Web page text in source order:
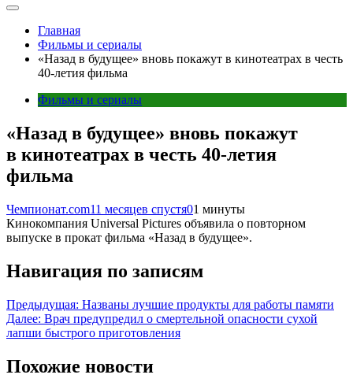
Главная
Фильмы и сериалы
«Назад в будущее» вновь покажут в кинотеатрах в честь
40-летия фильма
Фильмы и сериалы
«Назад в будущее» вновь покажут
в кинотеатрах в честь 40-летия
фильма
Чемпионат.com11 месяцев спустя01 минуты
Кинокомпания Universal Pictures объявила о повторном
выпуске в прокат фильма «Назад в будущее».
Навигация по записям
Предыдущая: Названы лучшие продукты для работы памяти
Далее: Врач предупредил о смертельной опасности сухой
лапши быстрого приготовления
Похожие новости